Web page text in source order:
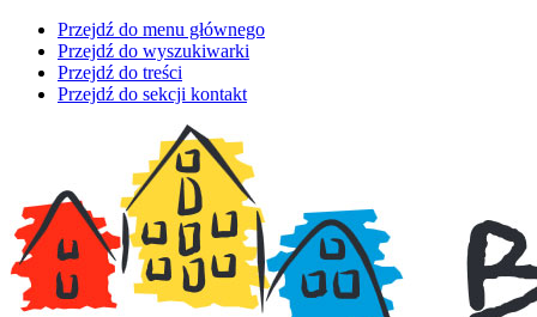
Przejdź do menu głównego
Przejdź do wyszukiwarki
Przejdź do treści
Przejdź do sekcji kontakt